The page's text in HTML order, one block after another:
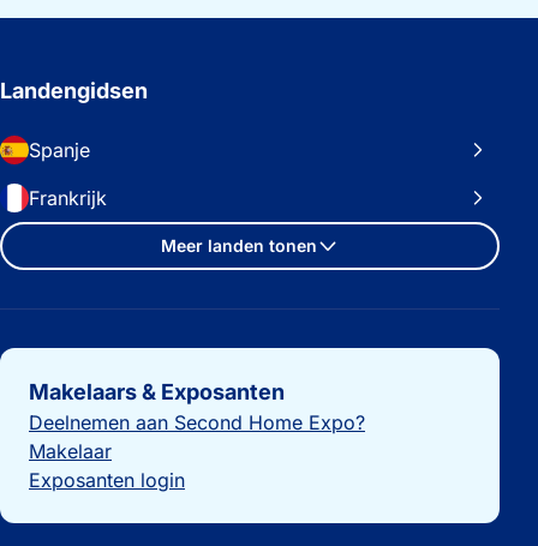
Landengidsen
Spanje
Frankrijk
Meer landen tonen
Belangrijke links
Makelaars & Exposanten
Deelnemen aan Second Home Expo?
Makelaar
Exposanten login